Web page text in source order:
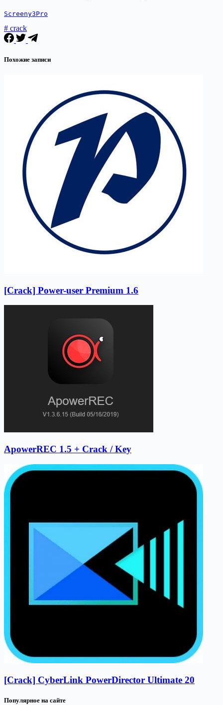
Screeny3Pro
# crack
Похожие записи
[Crack] Power-user Premium 1.6
ApowerREC 1.5 + Crack / Key
[Crack] CyberLink PowerDirector Ultimate 20
Популярное на сайте